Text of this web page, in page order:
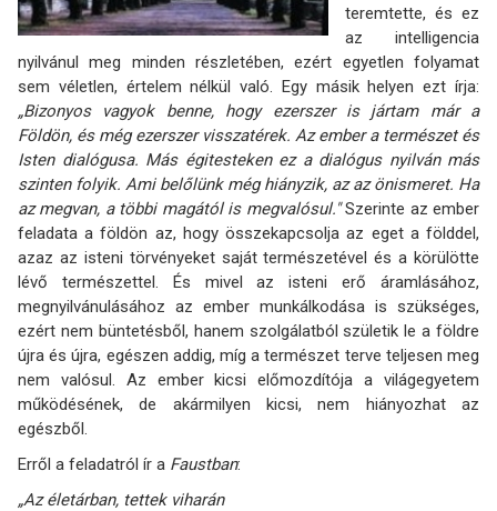
teremtette, és ez
az intelligencia
nyilvánul meg minden részletében, ezért egyetlen folyamat
sem véletlen, értelem nélkül való. Egy másik helyen ezt írja:
„Bizonyos vagyok benne, hogy ezerszer is jártam már a
Földön, és még ezerszer visszatérek. Az ember a természet és
Isten dialógusa. Más égitesteken ez a dialógus nyilván más
szinten folyik. Ami belőlünk még hiányzik, az az önismeret. Ha
az megvan, a többi magától is megvalósul."Szerinte az ember
feladata a földön az, hogy összekapcsolja az eget a földdel,
azaz az isteni törvényeket saját természetével és a körülötte
lévő természettel. És mivel az isteni erő áramlásához,
megnyilvánulásához az ember munkálkodása is szükséges,
ezért nem büntetésből, hanem szolgálatból születik le a földre
újra és újra, egészen addig, míg a természet terve teljesen meg
nem valósul. Az ember kicsi előmozdítója a világegyetem
működésének, de akármilyen kicsi, nem hiányozhat az
egészből.
Erről a feladatról ír a Faustban:
„Az életárban, tettek viharán